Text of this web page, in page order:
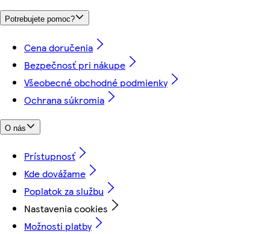
Potrebujete pomoc?
Cena doručenia
Bezpečnosť pri nákupe
Všeobecné obchodné podmienky
Ochrana súkromia
O nás
Prístupnosť
Kde dovážame
Poplatok za službu
Nastavenia cookies
Možnosti platby